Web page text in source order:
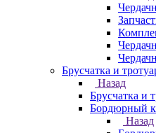
Брусчатка и
Назад
Брусчатка и
Бордюрный
Назад